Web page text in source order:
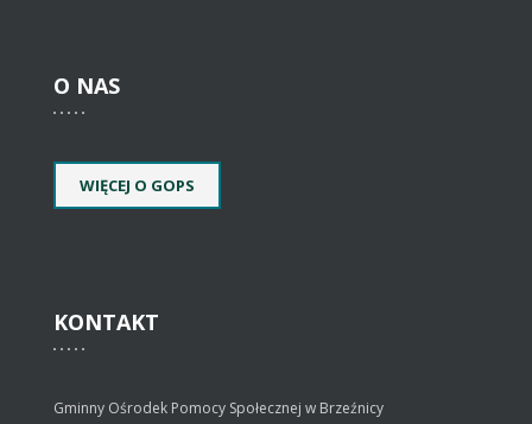
O NAS
WIĘCEJ O GOPS
KONTAKT
Gminny Ośrodek Pomocy Społecznej w Brzeźnicy